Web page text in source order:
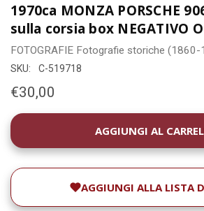
1970ca MONZA PORSCHE
sulla corsia box NEGATIVO
FOTOGRAFIE Fotografie storiche (1860-
SKU: C-519718
€30,00
DISPONIBILITÀ
ATTUALE:
AGGIUNGI ALLA LISTA